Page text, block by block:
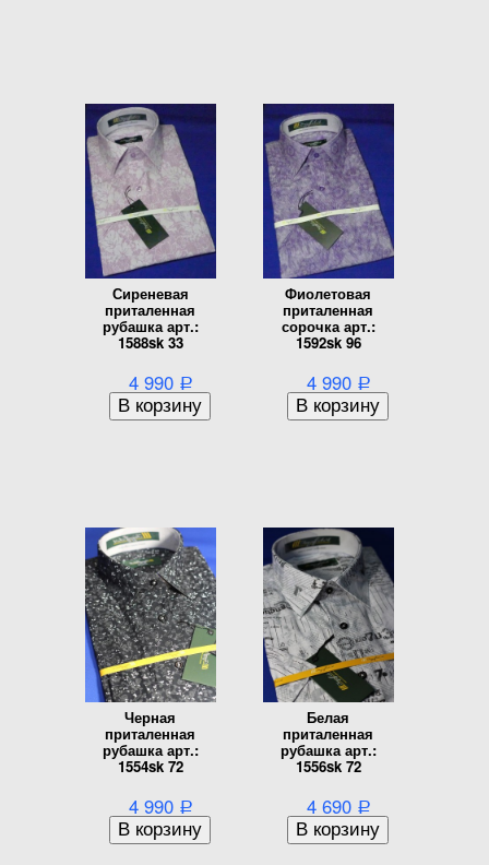
Сиреневая
приталенная
рубашка арт.:
1588sk 33
4 990 Р
Фиолетовая
приталенная
сорочка арт.:
1592sk 96
4 990 Р
Черная
приталенная
рубашка арт.:
1554sk 72
4 990 Р
Белая
приталенная
рубашка арт.:
1556sk 72
4 690 Р